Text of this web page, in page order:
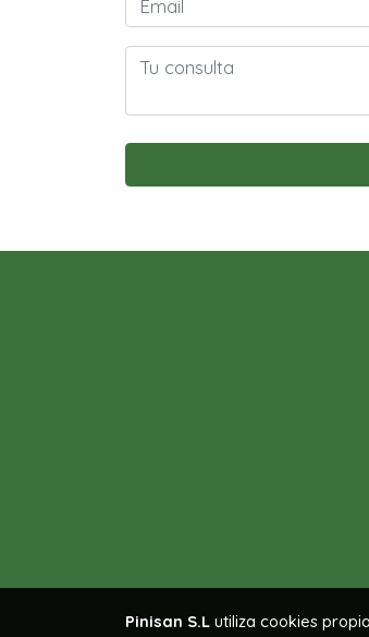
Pinisan S.Lutiliza cookies